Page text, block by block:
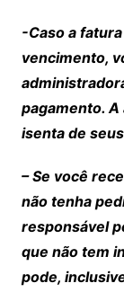
-Caso a
vencimento,
pagamento.
isenta de
–Se você
não tenha
responsável
que não tem
pode,